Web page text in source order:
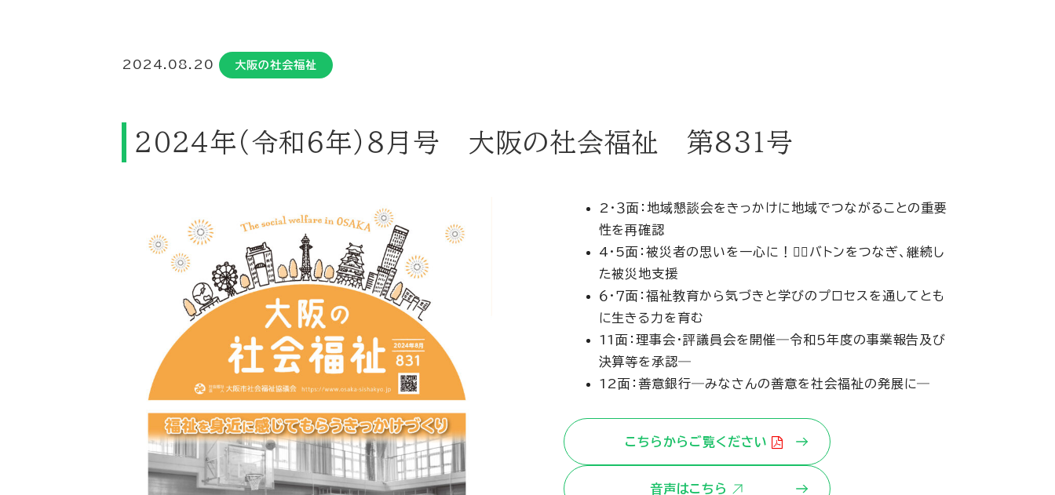
2024.08.20 大阪の社会福祉
202４年（令和６年）８月号 大阪の社会福祉 第8３１号
2・３面：地域懇談会をきっかけに地域でつながることの重要
性を再確認
4・5面：被災者の思いを一心に！６⃣バトンをつなぎ、継続し
た被災地支援
６・７面：福祉教育から気づきと学びのプロセスを通してとも
に生きる力を育む
11面：理事会・評議員会を開催―令和５年度の事業報告及び
決算等を承認―
12面：善意銀行―みなさんの善意を社会福祉の発展に―
こちらからご覧ください
音声はこちら